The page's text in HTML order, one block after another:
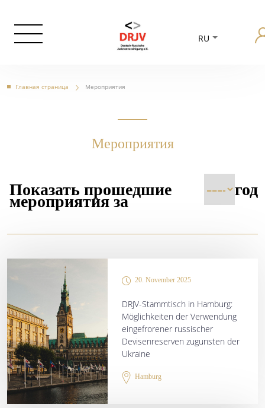
RU
Главная страница Мероприятия
Мероприятия
Показать прошедшие
мероприятия за
год
20. November 2025
DRJV-Stammtisch in Hamburg:
Möglichkeiten der Verwendung
eingefrorener russischer
Devisenreserven zugunsten der
Ukraine
Hamburg